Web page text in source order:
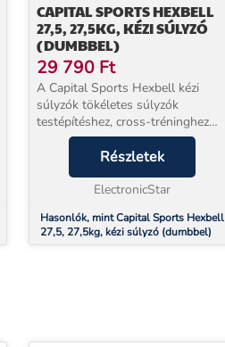
CAPITAL SPORTS HEXBELL
27,5, 27,5KG, KÉZI SÚLYZÓ
(DUMBBEL)
29 790 Ft
A Capital Sports Hexbell kézi
súlyzók tökéletes súlyzók
testépítéshez, cross-tréninghez
vagy funkcionális edzéshez.A
vasból készült, tökéletesen
kiegyensúlyozott súlyokaz
masszív keménygumi burkolatba...
Részletek
ElectronicStar
Hasonlók, mint Capital Sports Hexbell
27,5, 27,5kg, kézi súlyzó (dumbbel)